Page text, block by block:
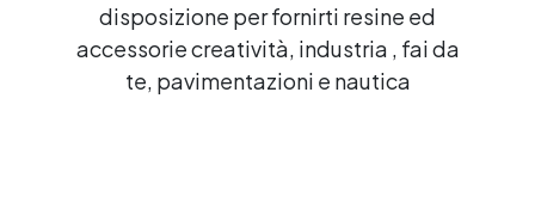
disposizione per fornirti resine ed
accessorie creatività, industria , fai da
te, pavimentazioni e nautica